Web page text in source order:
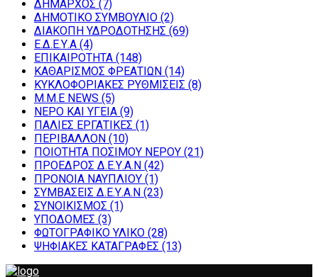
ΔΗΜΑΡΧΟΣ (7)
ΔΗΜΟΤΙΚΟ ΣΥΜΒΟΥΛΙΟ (2)
ΔΙΑΚΟΠΗ ΥΔΡΟΔΟΤΗΣΗΣ (69)
Ε.Δ.Ε.Υ.Α (4)
ΕΠΙΚΑΙΡΟΤΗΤΑ (148)
ΚΑΘΑΡΙΣΜΟΣ ΦΡΕΑΤΙΩΝ (14)
ΚΥΚΛΟΦΟΡΙΑΚΕΣ ΡΥΘΜΙΣΕΙΣ (8)
Μ.Μ.Ε NEWS (5)
ΝΕΡΟ ΚΑΙ ΥΓΕΙΑ (9)
ΠΑΛΙΕΣ ΕΡΓΑΤΙΚΕΣ (1)
ΠΕΡΙΒΑΛΛΟΝ (10)
ΠΟΙΟΤΗΤΑ ΠΟΣΙΜΟΥ ΝΕΡΟΥ (21)
ΠΡΟΕΔΡΟΣ Δ.Ε.Υ.Α.Ν (42)
ΠΡΟΝΟΙΑ ΝΑΥΠΛΙΟΥ (1)
ΣΥΜΒΑΣΕΙΣ Δ.Ε.Υ.Α.Ν (23)
ΣΥΝΟΙΚΙΣΜΟΣ (1)
ΥΠΟΔΟΜΕΣ (3)
ΦΩΤΟΓΡΑΦΙΚΟ ΥΛΙΚΟ (28)
ΨΗΦΙΑΚΕΣ ΚΑΤΑΓΡΑΦΕΣ (13)